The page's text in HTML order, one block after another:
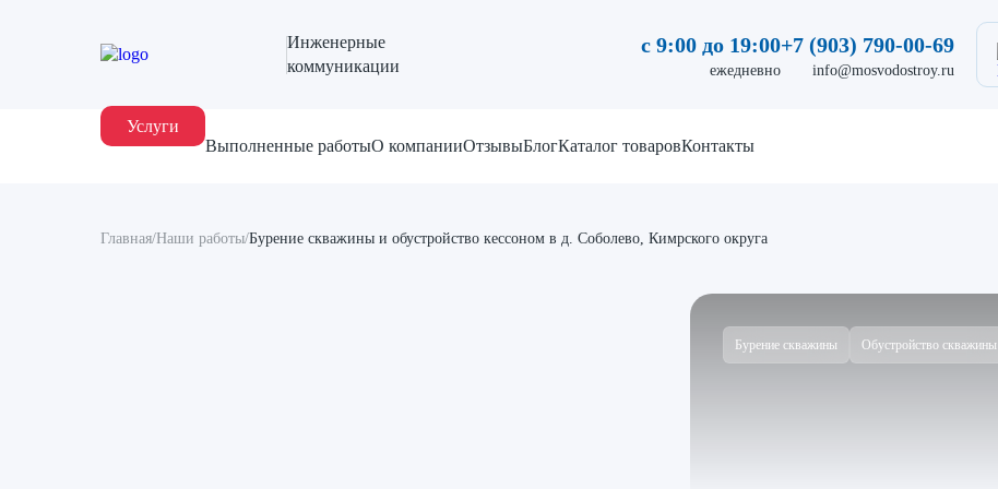
Инженерные
коммуникации
с 9:00 до 19:00
ежедневно
+7 (903) 790-00-69
info@mosvodostroy.ru
Услуги
Выполненные работыО компанииОтзывыБлогКаталог товаровКонтакты
Главная/Наши работы/Бурение скважины и обустройство кессоном в д. Соболево, Кимрского округа
Бурение скважины Обустройство скважины